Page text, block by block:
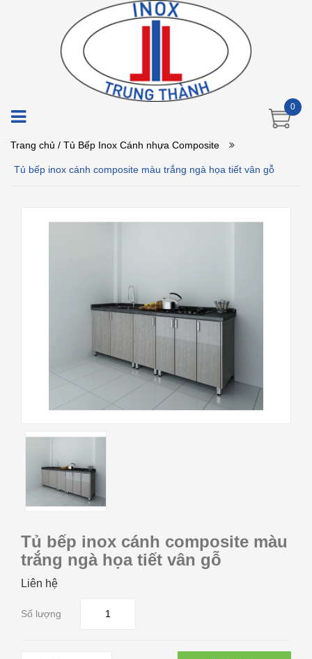
0
Trang chủ / Tủ Bếp Inox Cánh nhựa Composite
Tủ bếp inox cánh composite màu trắng ngà họa tiết vân gỗ
Tủ bếp inox cánh composite màu
trắng ngà họa tiết vân gỗ
Liên hệ
Số lượng